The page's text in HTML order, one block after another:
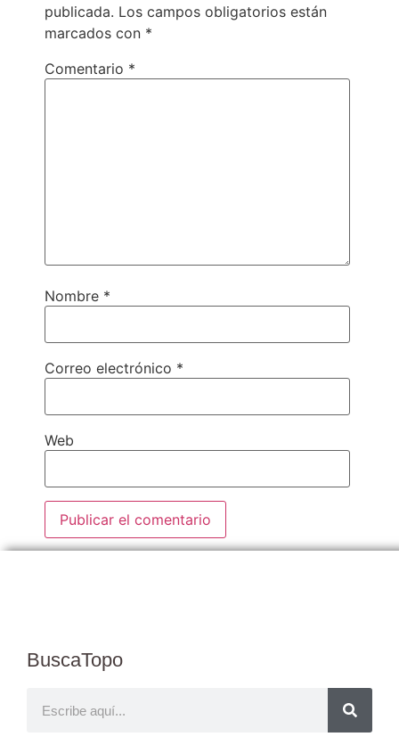
publicada. Los campos obligatorios están
marcados con *
Comentario *
Nombre *
Correo electrónico *
Web
BuscaTopo